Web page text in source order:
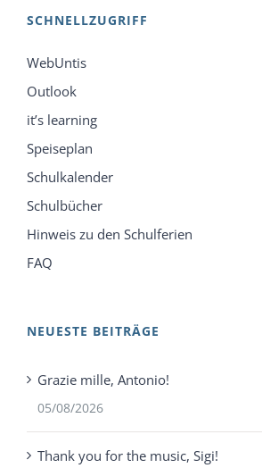
SCHNELLZUGRIFF
WebUntis
Outlook
it’s learning
Speiseplan
Schulkalender
Schulbücher
Hinweis zu den Schulferien
FAQ
NEUESTE BEITRÄGE
Grazie mille, Antonio!
05/08/2026
Thank you for the music, Sigi!